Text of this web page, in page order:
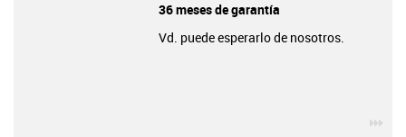
36 meses de garantía
Vd. puede esperarlo de nosotros.